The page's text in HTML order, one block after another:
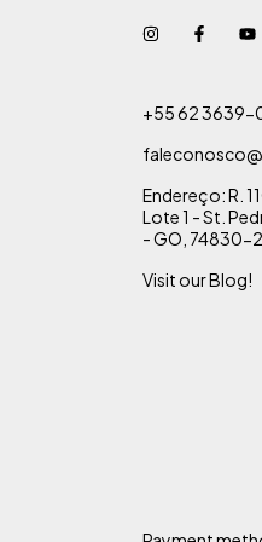
+55 62 3639-
Endereço: R.
Lote 1 - St.
- GO, 74830-
Visit our Blog!